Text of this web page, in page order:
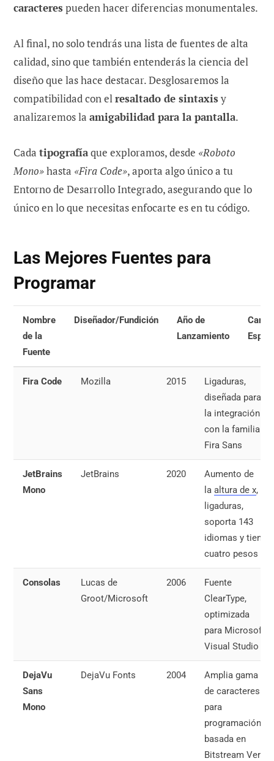
caracteres pueden hacer diferencias monumentales.
Al final, no solo tendrás una lista de fuentes de alta
calidad, sino que también entenderás la ciencia del
diseño que las hace destacar. Desglosaremos la
compatibilidad con elresaltado de sintaxis y
analizaremos la amigabilidad para la pantalla.
Cada tipografíaque exploramos, desde «Roboto
Mono»hasta «Fira Code», aporta algo único a tu
Entorno de Desarrollo Integrado, asegurando que lo
único en lo que necesitas enfocarte es en tu código.
Las Mejores Fuentes para
Programar
Nombre
de la
Fuente
Diseñador/Fundición
Año de
Lanzamiento
Fira Code Mozilla 2015
Ligaduras,
diseñada para
la integración
con la familia
Fira Sans
JetBrains
Mono
JetBrains 2020
Aumento de
la altura de x,
ligaduras,
soporta 143
idiomas y tiene
cuatro pesos
Consolas
Lucas de
Groot/Microsoft
2006
Fuente
ClearType,
optimizada
para Microsoft
Visual Studio
DejaVu
Sans
Mono
DejaVu Fonts 2004
Amplia gama
de caracteres
para
programación,
basada en
Bitstream Vera